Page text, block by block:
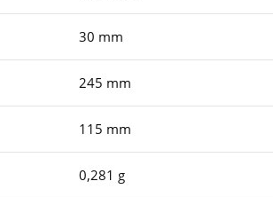
30 mm
245 mm
115 mm
0,281 g